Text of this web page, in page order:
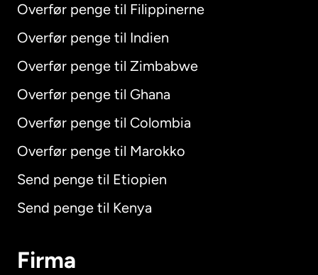
Overfør penge til Filippinerne
Overfør penge til Indien
Overfør penge til Zimbabwe
Overfør penge til Ghana
Overfør penge til Colombia
Overfør penge til Marokko
Send penge til Etiopien
Send penge til Kenya
Firma